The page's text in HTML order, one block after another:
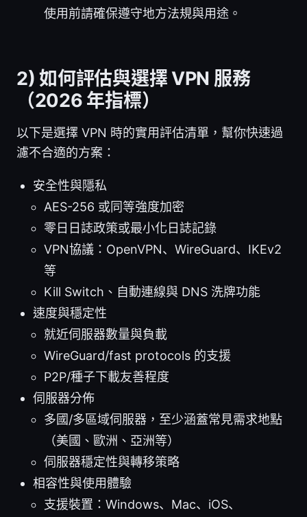
使用前請確保遵守地方法規與用途。
2) 如何評估與選擇 VPN 服務
（2026 年指標）
以下是選擇 VPN 時的實用評估清單，幫你快速過
濾不合適的方案：
安全性與隱私
AES-256 或同等強度加密
零日日誌政策或最小化日誌記錄
VPN協議：OpenVPN、WireGuard、IKEv2
等
Kill Switch、自動連線與 DNS 洗牌功能
速度與穩定性
就近伺服器數量與負載
WireGuard/fast protocols 的支援
P2P/種子下載友善程度
伺服器分佈
多國/多區域伺服器，至少涵蓋常見需求地點
（美國、歐洲、亞洲等）
伺服器穩定性與轉移策略
相容性與使用體驗
支援裝置：Windows、Mac、iOS、